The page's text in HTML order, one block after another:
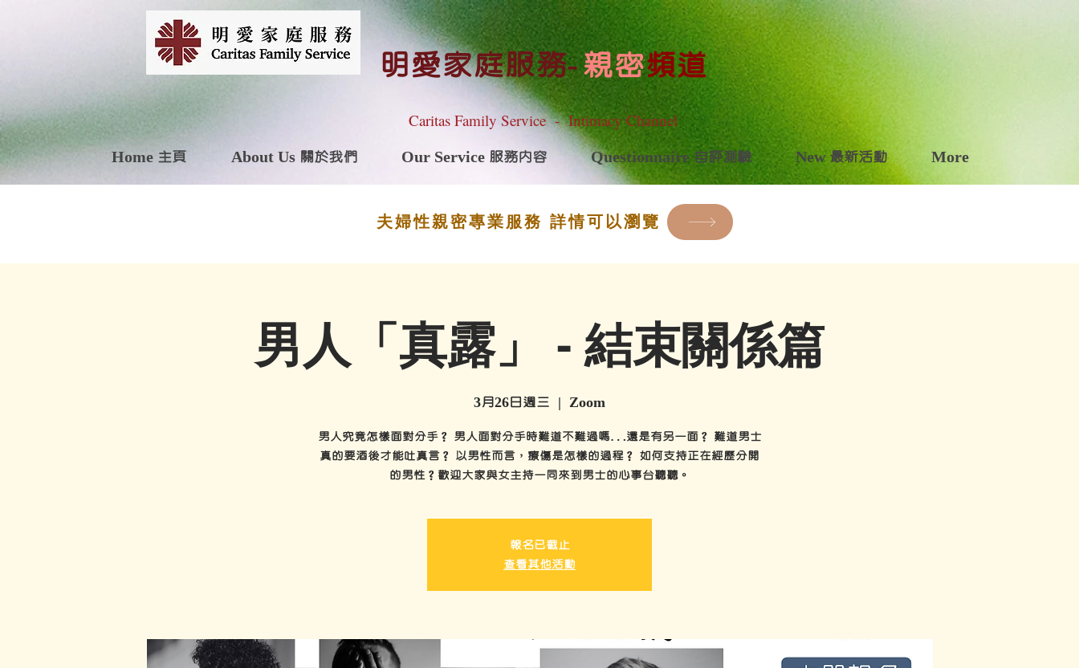
明愛家庭服務-親密頻道
Caritas Family Service - Intimacy Channel
Home 主頁 About Us 關於我們 Our Service 服務內容 Questionnaire 自評測驗 New 最新活動 More
夫婦性親密專業服務 詳情可以瀏覽
男人「真露」 - 結束關係篇
3月26日週三 Zoom
男人究竟怎樣面對分手？ 男人面對分手時難道不難過嗎…還是有另一面？ 難道男士
真的要酒後才能吐真言？ 以男性而言，療傷是怎樣的過程？ 如何支持正在經歷分開
的男性？歡迎大家與女主持一同來到男士的心事台聽聽。
報名已截止
查看其他活動